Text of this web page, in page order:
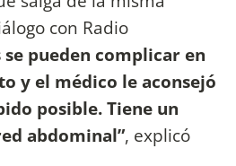
con Radio
se pueden complicar en
y el médico le aconsejó
posible. Tiene un
abdominal”, explicó